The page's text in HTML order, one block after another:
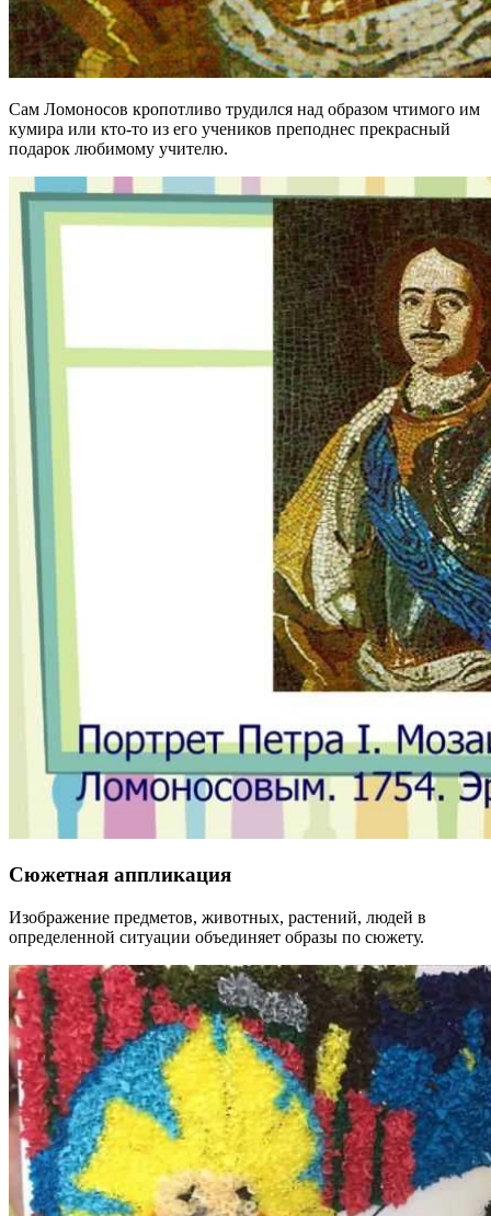
Сам Ломоносов кропотливо трудился над образом чтимого им
кумира или кто-то из его учеников преподнес прекрасный
подарок любимому учителю.
Сюжетная аппликация
Изображение предметов, животных, растений, людей в
определенной ситуации объединяет образы по сюжету.